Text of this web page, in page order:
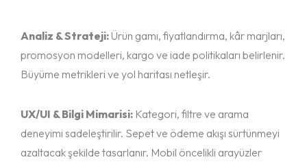
Analiz & Strateji: Ürün gamı, fiyatlandırma, kâr marjları,
promosyon modelleri, kargo ve iade politikaları belirlenir.
Büyüme metrikleri ve yol haritası netleşir.
UX/UI & Bilgi Mimarisi: Kategori, filtre ve arama
deneyimi sadeleştirilir. Sepet ve ödeme akışı sürtünmeyi
azaltacak şekilde tasarlanır. Mobil öncelikli arayüzler